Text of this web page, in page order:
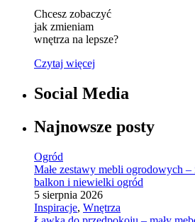
Chcesz zobaczyć
jak zmieniam
wnętrza na lepsze?
Czytaj więcej
Social Media
Najnowsze posty
Ogród
Małe zestawy mebli ogrodowych –
balkon i niewielki ogród
5 sierpnia 2026
Inspiracje, Wnętrza